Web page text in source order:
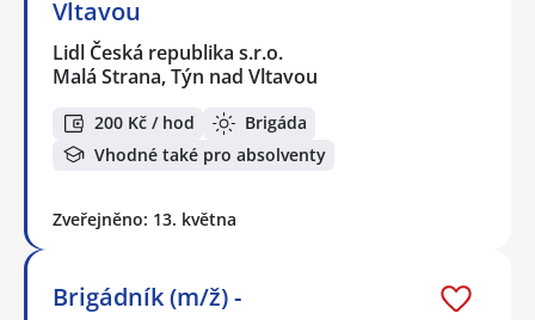
Vltavou
Lidl Česká republika s.r.o.
Malá Strana, Týn nad Vltavou
200 Kč / hod
Brigáda
Vhodné také pro absolventy
Zveřejněno: 13. května
Brigádník (m/ž) -